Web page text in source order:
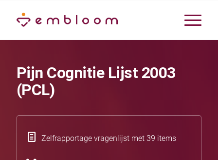
Pijn Cognitie Lijst 2003
(PCL)
Zelfrapportage vragenlijst met 39 items